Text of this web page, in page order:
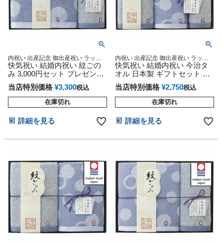
内祝い 出産記念 御出産祝い ラッピ
ング メッセージカード 熨斗
快気祝い 結婚内祝い 紋ごの
み 3,000円セット プレゼント
ギフト 今治タオル 日本製
当店特別価格 ¥3,300税込
在庫切れ
詳細を見る
内祝い 出産記念 御出産祝い ラッピ
ング メッセージカード 熨斗
快気祝い 結婚内祝い 今治タ
オル 日本製 ギフトセット 紋
ごのみ 2,500円セット
当店特別価格 ¥2,750税込
在庫切れ
詳細を見る